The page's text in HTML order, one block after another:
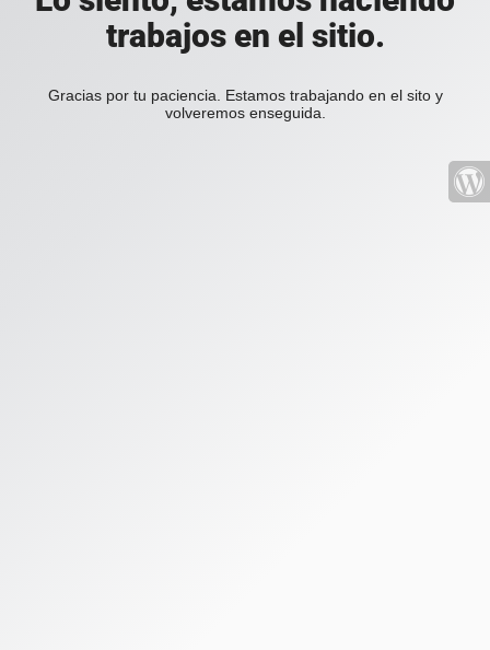
trabajos en el sitio.
Gracias por tu paciencia. Estamos trabajando en el sito y
volveremos enseguida.